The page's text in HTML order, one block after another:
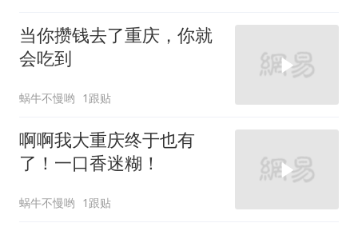
当你攒钱去了重庆，你就
会吃到
蜗牛不慢哟 1跟贴
啊啊我大重庆终于也有
了！一口香迷糊！
蜗牛不慢哟 1跟贴